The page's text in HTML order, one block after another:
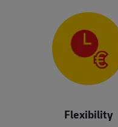
Flexibility